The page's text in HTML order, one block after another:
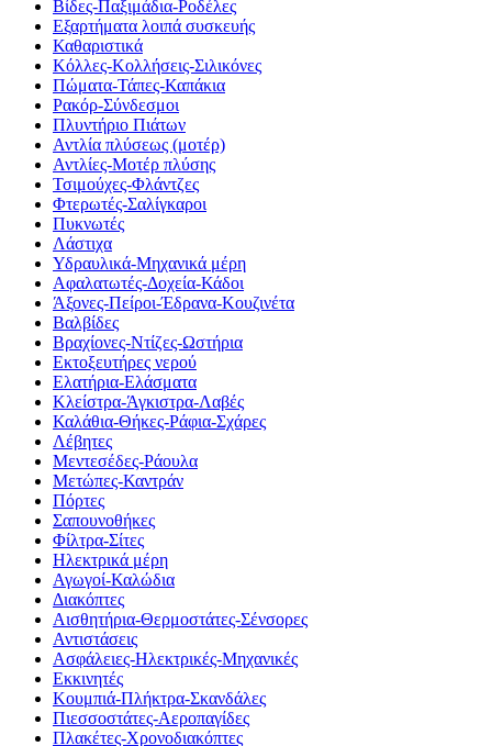
Βίδες-Παξιμάδια-Ροδέλες
Εξαρτήματα λοιπά συσκευής
Καθαριστικά
Κόλλες-Κολλήσεις-Σιλικόνες
Πώματα-Τάπες-Καπάκια
Ρακόρ-Σύνδεσμοι
Πλυντήριο Πιάτων
Αντλία πλύσεως (μοτέρ)
Αντλίες-Μοτέρ πλύσης
Τσιμούχες-Φλάντζες
Φτερωτές-Σαλίγκαροι
Πυκνωτές
Λάστιχα
Υδραυλικά-Mηχανικά μέρη
Αφαλατωτές-Δοχεία-Κάδοι
Άξονες-Πείροι-Έδρανα-Κουζινέτα
Βαλβίδες
Βραχίονες-Ντίζες-Ωστήρια
Εκτοξευτήρες νερού
Ελατήρια-Ελάσματα
Κλείστρα-Άγκιστρα-Λαβές
Καλάθια-Θήκες-Ράφια-Σχάρες
Λέβητες
Μεντεσέδες-Ράουλα
Μετώπες-Καντράν
Πόρτες
Σαπουνοθήκες
Φίλτρα-Σίτες
Ηλεκτρικά μέρη
Αγωγοί-Καλώδια
Διακόπτες
Αισθητήρια-Θερμοστάτες-Σένσορες
Αντιστάσεις
Ασφάλειες-Ηλεκτρικές-Μηχανικές
Εκκινητές
Κουμπιά-Πλήκτρα-Σκανδάλες
Πιεσσοστάτες-Αεροπαγίδες
Πλακέτες-Χρονοδιακόπτες